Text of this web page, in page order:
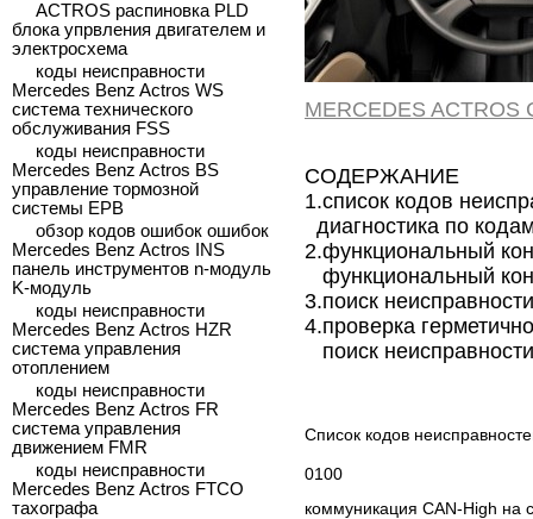
ACTROS распиновка PLD
блока упрвления двигателем и
электросхема
коды неисправности
Mercedes Benz Actros WS
система технического
обслуживания FSS
коды неисправности
Mercedes Benz Actros BS
управление тормозной
системы EPB
обзор кодов ошибок ошибок
Mercedes Benz Actros INS
панель инструментов n-модуль
K-модуль
коды неисправности
Mercedes Benz Actros HZR
система управления
отоплением
коды неисправности
Mercedes Benz Actros FR
система управления
движением FMR
коды неисправности
Mercedes Benz Actros FTCO
тахографа
MERCEDES
СОДЕРЖАНИЕ
1.список кодов
диагностика по
2.функциональный
функциональный
3.поиск
4.проверка
поиск
Список кодов
0100
коммуникация CAN-High на